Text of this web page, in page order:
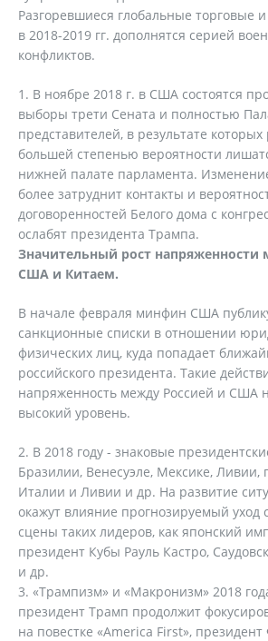
Разгоревшиеся глобальные торговые
в 2018-2019 гг. дополнятся серией
конфликтов.
В ноябре 2018 г. в США состоятся
выборы трети Сената и полностью
представителей, в результате
большей степенью вероятности
нижней палате парламента.
более затруднит контакты и
договоренностей Белого дома с
ослабят президента Трампа.
Значительный рост
США и Китаем.
В начале февраля минфин США
санкционные списки в отношении
физических лиц, куда попадает
российского президента. Такие
напряженность между Россией и США
высокий уровень.
В 2018 году - знаковые
Бразилии, Венесуэле, Мексике, Ливии,
Италии и Ливии и др. На развитие
окажут влияние прогнозируемый уход
сцены таких лидеров, как японский
президент Кубы Рауль Кастро,
и др.
«Трампизм» и «Макронизм» 2018
президент Трамп продолжит
на повестке «America First»,